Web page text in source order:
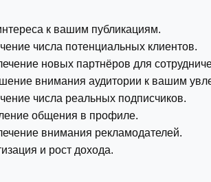
к вашим публикациям.
числа потенциальных клиентов.
новых партнёров для
внимания аудитории к вашим
числа реальных подписчиков.
общения в профиле.
внимания рекламодателей.
и рост дохода.